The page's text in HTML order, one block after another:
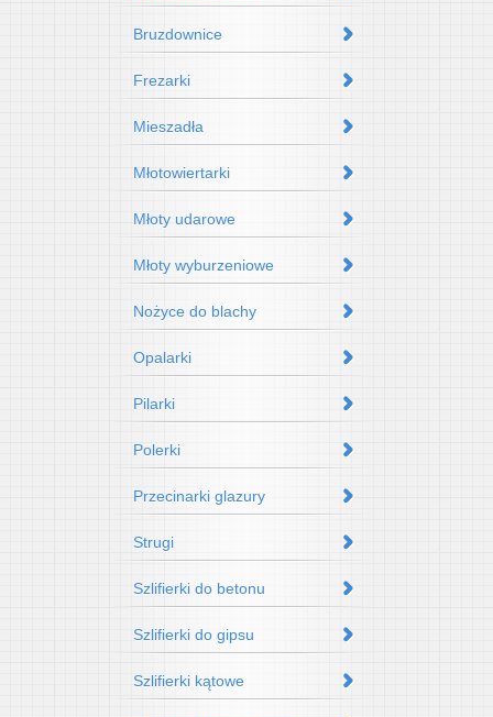
Bruzdownice
Frezarki
Mieszadła
Młotowiertarki
Młoty udarowe
Młoty wyburzeniowe
Nożyce do blachy
Opalarki
Pilarki
Polerki
Przecinarki glazury
Strugi
Szlifierki do betonu
Szlifierki do gipsu
Szlifierki kątowe